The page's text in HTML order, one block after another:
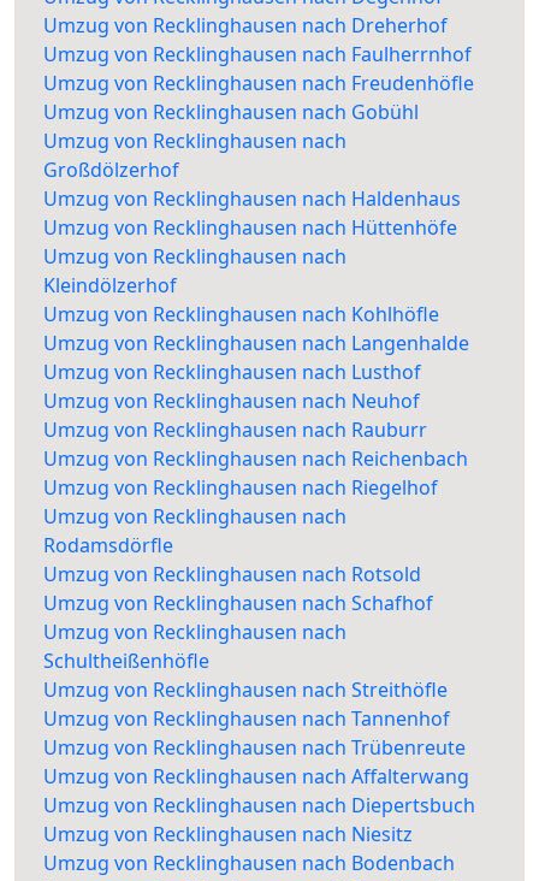
Umzug von Recklinghausen nach Dreherhof
Umzug von Recklinghausen nach Faulherrnhof
Umzug von Recklinghausen nach Freudenhöfle
Umzug von Recklinghausen nach Gobühl
Umzug von Recklinghausen nach
Großdölzerhof
Umzug von Recklinghausen nach Haldenhaus
Umzug von Recklinghausen nach Hüttenhöfe
Umzug von Recklinghausen nach
Kleindölzerhof
Umzug von Recklinghausen nach Kohlhöfle
Umzug von Recklinghausen nach Langenhalde
Umzug von Recklinghausen nach Lusthof
Umzug von Recklinghausen nach Neuhof
Umzug von Recklinghausen nach Rauburr
Umzug von Recklinghausen nach Reichenbach
Umzug von Recklinghausen nach Riegelhof
Umzug von Recklinghausen nach
Rodamsdörfle
Umzug von Recklinghausen nach Rotsold
Umzug von Recklinghausen nach Schafhof
Umzug von Recklinghausen nach
Schultheißenhöfle
Umzug von Recklinghausen nach Streithöfle
Umzug von Recklinghausen nach Tannenhof
Umzug von Recklinghausen nach Trübenreute
Umzug von Recklinghausen nach Affalterwang
Umzug von Recklinghausen nach Diepertsbuch
Umzug von Recklinghausen nach Niesitz
Umzug von Recklinghausen nach Bodenbach